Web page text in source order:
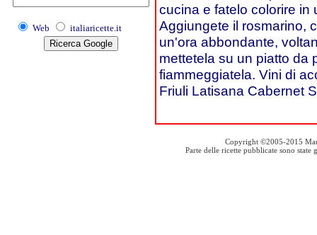
Web italiaricette.it
cucina e fatelo colorire in
Aggiungete il rosmarino,
un'ora abbondante,
mettetela su un piatto da
fiammeggiatela. Vini di
Friuli Latisana Cabernet
Copyright ©2005-2015
Parte delle ricette pubblicate sono state